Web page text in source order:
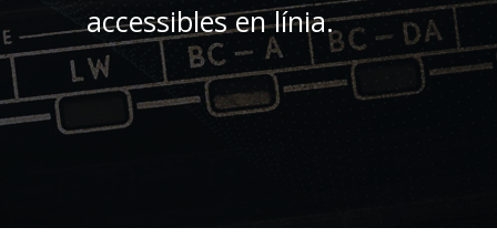
accessibles en línia.